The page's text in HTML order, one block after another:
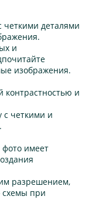
четкими деталями
и
изображения.
контрастностью и
с четкими и
имеет
разрешением,
схемы при